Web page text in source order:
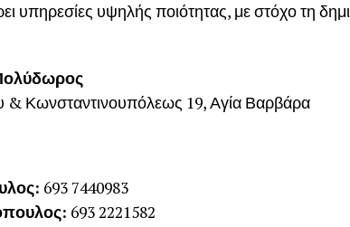
υπηρεσίες υψηλής ποιότητας, με στόχο τη
& Κωνσταντινουπόλεως 19, Αγία Βαρβάρα
693 7440983
693 2221582